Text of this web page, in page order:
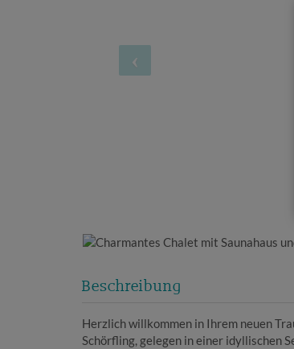
Beschreibung
Herzlich willkommen in Ihrem neuen
Schörfling, gelegen in einer idyllischen